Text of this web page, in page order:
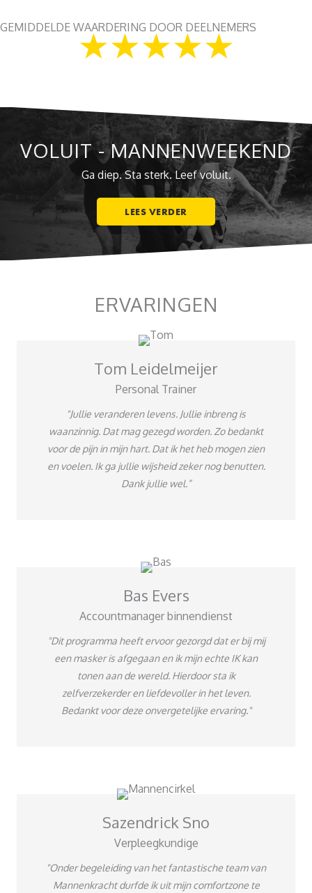
GEMIDDELDE WAARDERING DOOR DEELNEMERS
★★★★★
VOLUIT - MANNENWEEKEND
Ga diep. Sta sterk. Leef voluit.
LEES VERDER
ERVARINGEN
Tom Leidelmeijer
Personal Trainer
"Jullie veranderen levens. Jullie inbreng is
waanzinnig. Dat mag gezegd worden. Zo bedankt
voor de pijn in mijn hart. Dat ik het heb mogen zien
en voelen. Ik ga jullie wijsheid zeker nog benutten.
Dank jullie wel.”
Bas Evers
Accountmanager binnendienst
"Dit programma heeft ervoor gezorgd dat er bij mij
een masker is afgegaan en ik mijn echte IK kan
tonen aan de wereld. Hierdoor sta ik
zelfverzekerder en liefdevoller in het leven.
Bedankt voor deze onvergetelijke ervaring."
Sazendrick Sno
Verpleegkundige
"Onder begeleiding van het fantastische team van
Mannenkracht durfde ik uit mijn comfortzone te